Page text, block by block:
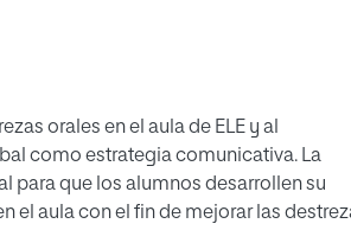
orales en el aula de ELE y al
como estrategia comunicativa. La
para que los alumnos desarrollen su
el aula con el fin de mejorar las